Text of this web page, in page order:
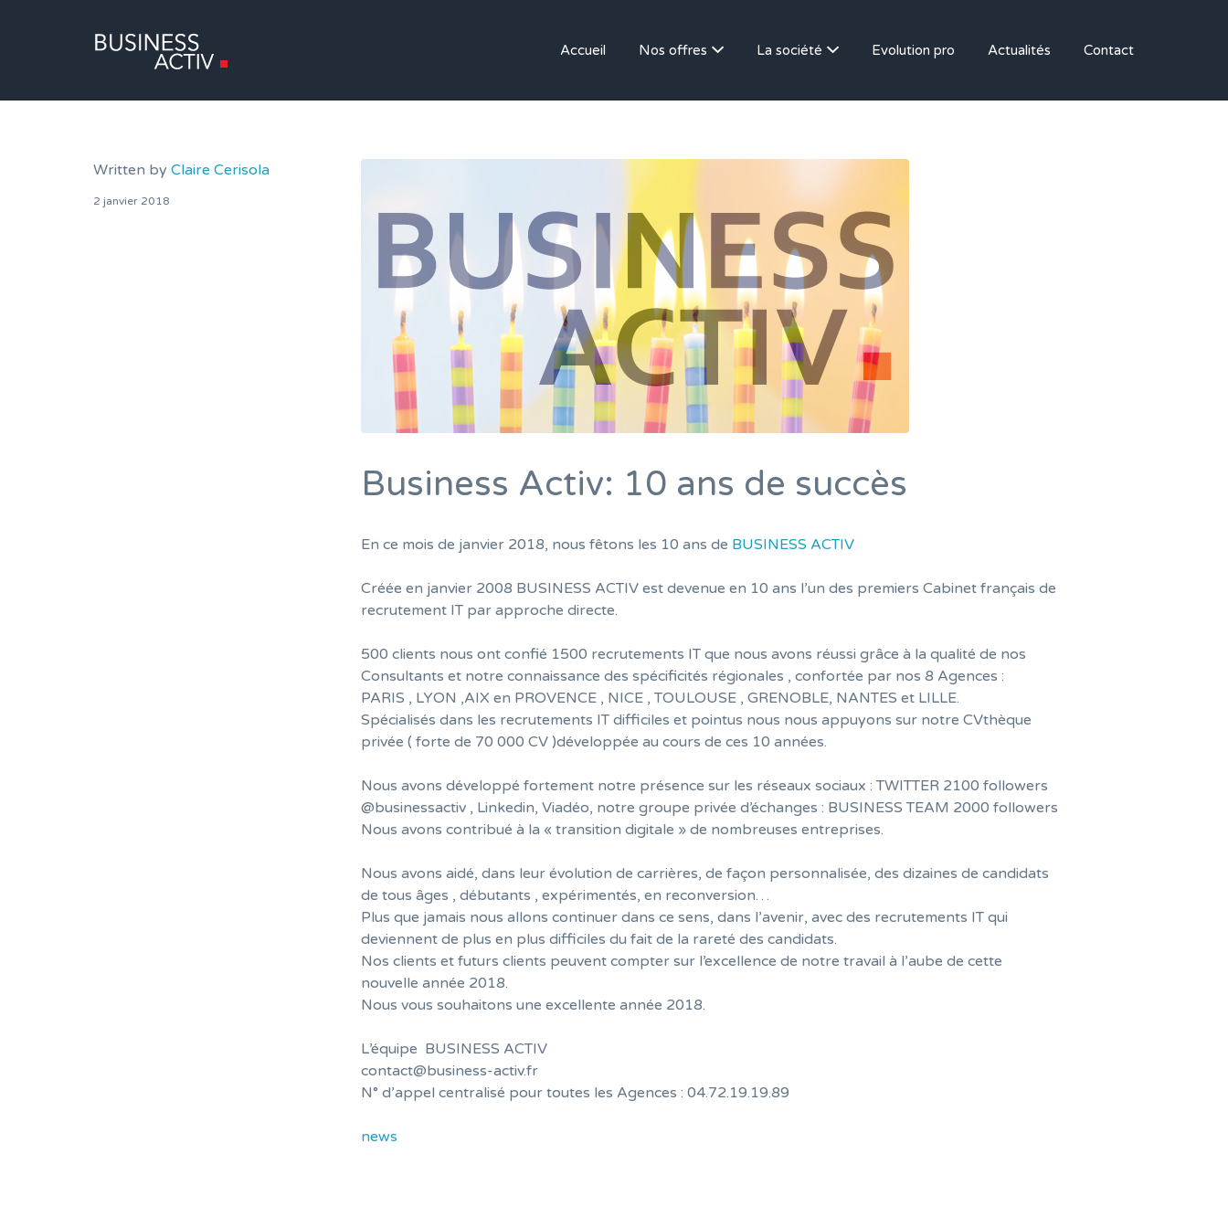
Accueil Nos offres La société Evolution pro Actualités Contact
Written by Claire Cerisola
2 janvier 2018
Business Activ: 10 ans de succès
En ce mois de janvier 2018, nous fêtons les 10 ans de BUSINESS ACTIV
Créée en janvier 2008 BUSINESS ACTIV est devenue en 10 ans l’un des premiers Cabinet français de
recrutement IT par approche directe.
500 clients nous ont confié 1500 recrutements IT que nous avons réussi grâce à la qualité de nos
Consultants et notre connaissance des spécificités régionales , confortée par nos 8 Agences :
PARIS , LYON ,AIX en PROVENCE , NICE , TOULOUSE , GRENOBLE, NANTES et LILLE.
Spécialisés dans les recrutements IT difficiles et pointus nous nous appuyons sur notre CVthèque
privée ( forte de 70 000 CV )développée au cours de ces 10 années.
Nous avons développé fortement notre présence sur les réseaux sociaux : TWITTER 2100 followers
@businessactiv , Linkedin, Viadéo, notre groupe privée d’échanges : BUSINESS TEAM 2000 followers
Nous avons contribué à la « transition digitale » de nombreuses entreprises.
Nous avons aidé, dans leur évolution de carrières, de façon personnalisée, des dizaines de candidats
de tous âges , débutants , expérimentés, en reconversion…
Plus que jamais nous allons continuer dans ce sens, dans l’avenir, avec des recrutements IT qui
deviennent de plus en plus difficiles du fait de la rareté des candidats.
Nos clients et futurs clients peuvent compter sur l’excellence de notre travail à l’aube de cette
nouvelle année 2018.
Nous vous souhaitons une excellente année 2018.
L’équipe BUSINESS ACTIV
contact@business-activ.fr
N° d’appel centralisé pour toutes les Agences : 04.72.19.19.89
news